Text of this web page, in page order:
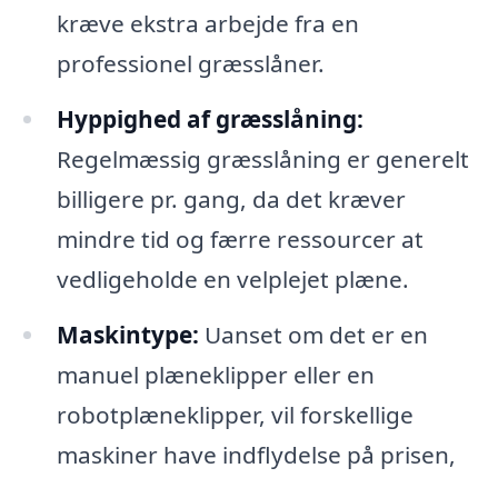
kræve ekstra arbejde fra en
professionel græsslåner.
Hyppighed af græsslåning:
Regelmæssig græsslåning er generelt
billigere pr. gang, da det kræver
mindre tid og færre ressourcer at
vedligeholde en velplejet plæne.
Maskintype: Uanset om det er en
manuel plæneklipper eller en
robotplæneklipper, vil forskellige
maskiner have indflydelse på prisen,